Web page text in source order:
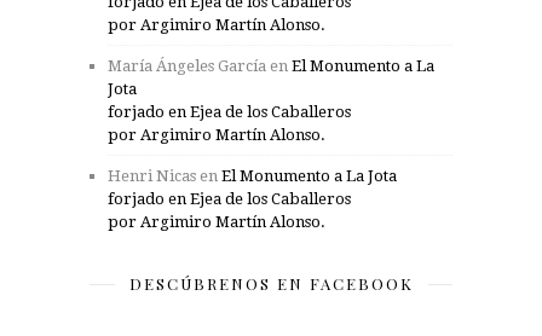
por Argimiro Martín Alonso.
María Ángeles García en El Monumento a La
Jota
forjado en Ejea de los Caballeros
por Argimiro Martín Alonso.
Henri Nicas en El Monumento a La Jota
forjado en Ejea de los Caballeros
por Argimiro Martín Alonso.
DESCÚBRENOS EN FACEBOOK